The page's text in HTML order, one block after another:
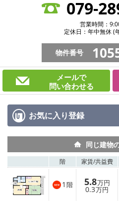
079-
営業時間：
定休日：年中無休 (
物件番号
メールで
問い合わせる
お気に入り登録
同じ建物
階 家賃/共益費
1 階 5.8万円
0.3万円